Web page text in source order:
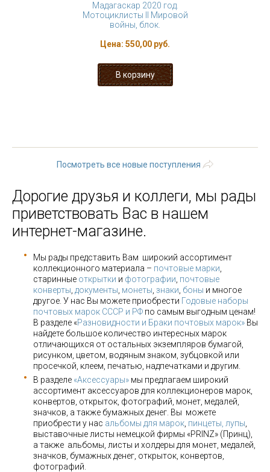
Мадагаскар 2020 год.
Мотоциклисты II Мировой
войны, блок.
Цена: 550,00 руб.
Посмотреть все новые поступления
Дорогие друзья и коллеги, мы рады
приветствовать Вас в нашем
интернет-магазине.
Мы рады представить Вам широкий ассортимент
коллекционного материала – почтовые марки
старинные открытки и фотографии почтовые
конверты документы монеты знаки боны и многое
другое. У нас Вы можете приобрести Годовые наборы
почтовых марок СССР и РФ по самым выгодным ценам!
В разделе «Разновидности и Браки почтовых марок» Вы
найдете большое количество интересных марок
отличающихся от остальных экземпляров бумагой,
рисунком, цветом, водяным знаком, зубцовкой или
просечкой, клеем, печатью, надпечатками и другим.
В разделе «Аксессуары» мы предлагаем широкий
ассортимент аксессуаров для коллекционеров марок,
конвертов, открыток, фотографий, монет, медалей,
значков, а также бумажных денег. Вы можете
приобрести у нас альбомы для марок пинцеты, лупы
выставочные листы немецкой фирмы «PRINZ» (Принц),
а также альбомы, листы и холдеры для монет, медалей,
значков, бумажных денег, открыток, конвертов,
фотографий.